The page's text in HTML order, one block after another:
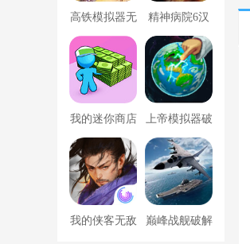
高铁模拟器无
限金币版
精神病院6汉
化版下载
我的迷你商店
破解版无限金
币版下载中文
上帝模拟器破
解版全解锁无
广告
我的侠客无敌 巅峰战舰破解